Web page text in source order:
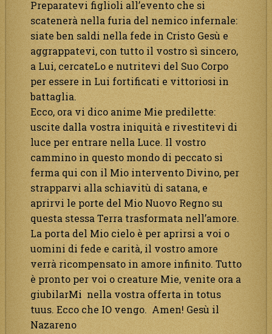
Preparatevi figlioli all’evento che si
scatenerà nella furia del nemico infernale:
siate ben saldi nella fede in Cristo Gesù e
aggrappatevi, con tutto il vostro sì sincero,
a Lui, cercateLo e nutritevi del Suo Corpo
per essere in Lui fortificati e vittoriosi in
battaglia.
Ecco, ora vi dico anime Mie predilette:
uscite dalla vostra iniquità e rivestitevi di
luce per entrare nella Luce. Il vostro
cammino in questo mondo di peccato si
ferma qui con il Mio intervento Divino, per
strapparvi alla schiavitù di satana, e
aprirvi le porte del Mio Nuovo Regno su
questa stessa Terra trasformata nell’amore.
La porta del Mio cielo è per aprirsi a voi o
uomini di fede e carità, il vostro amore
verrà ricompensato in amore infinito. Tutto
è pronto per voi o creature Mie, venite ora a
giubilarMi nella vostra offerta in totus
tuus. Ecco che IO vengo. Amen! Gesù il
Nazareno